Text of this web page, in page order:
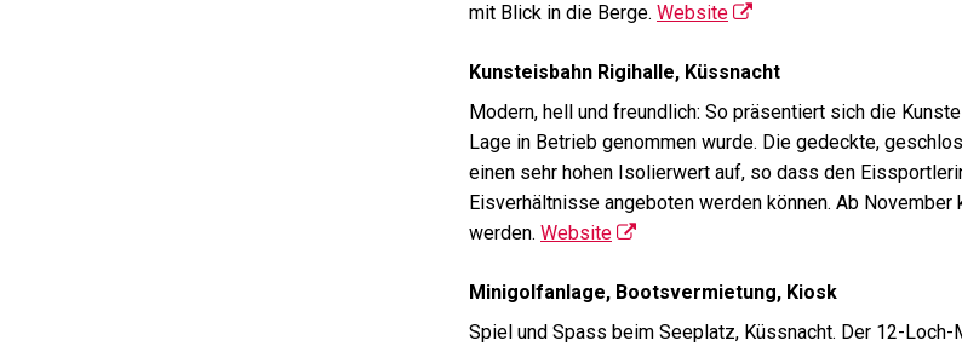
mit Blick in die Berge. Website
Kunsteisbahn Rigihalle, Küssnacht
Modern, hell und freundlich: So präsentiert sich die
Lage in Betrieb genommen wurde. Die gedeckte,
einen sehr hohen Isolierwert auf, so dass den
Eisverhältnisse angeboten werden können. Ab
werden. Website
Minigolfanlage, Bootsvermietung, Kiosk
Spiel und Spass beim Seeplatz, Küssnacht. Der 12-